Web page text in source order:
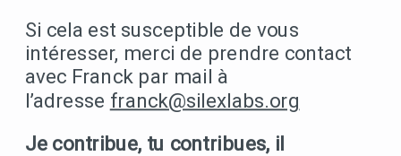
Si cela est susceptible de vous
intéresser, merci de prendre contact
avec Franck par mail à
l’adresse franck@silexlabs.org
Je contribue, tu contribues, il